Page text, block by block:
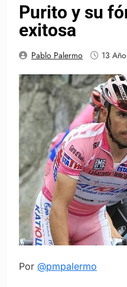
Purito y su
exitosa
Pablo Palermo 13
Por @pmpalermo